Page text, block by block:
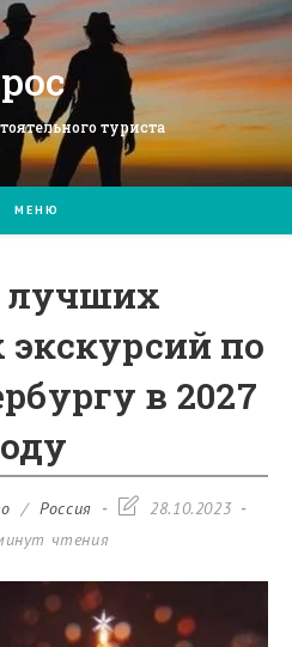
туриста
МЕНЮ
лучших
по
в 2027
/ Россия
Запись28.10.2023
чтения